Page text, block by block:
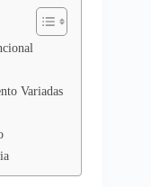
Variadas